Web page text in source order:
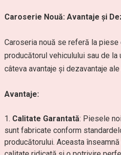
Caroserie Nouă: Avantaje și
Caroseria nouă se referă la
producătorul vehiculului sau de la
câteva avantaje și dezavantaje
Avantaje:
Calitate Garantată: Piesele
sunt fabricate conform
producătorului. Aceasta